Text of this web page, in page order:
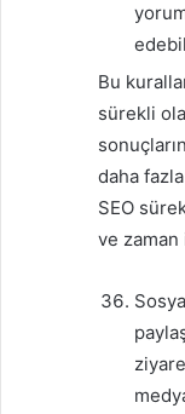
Bu
sürekli
daha
SEO
ve